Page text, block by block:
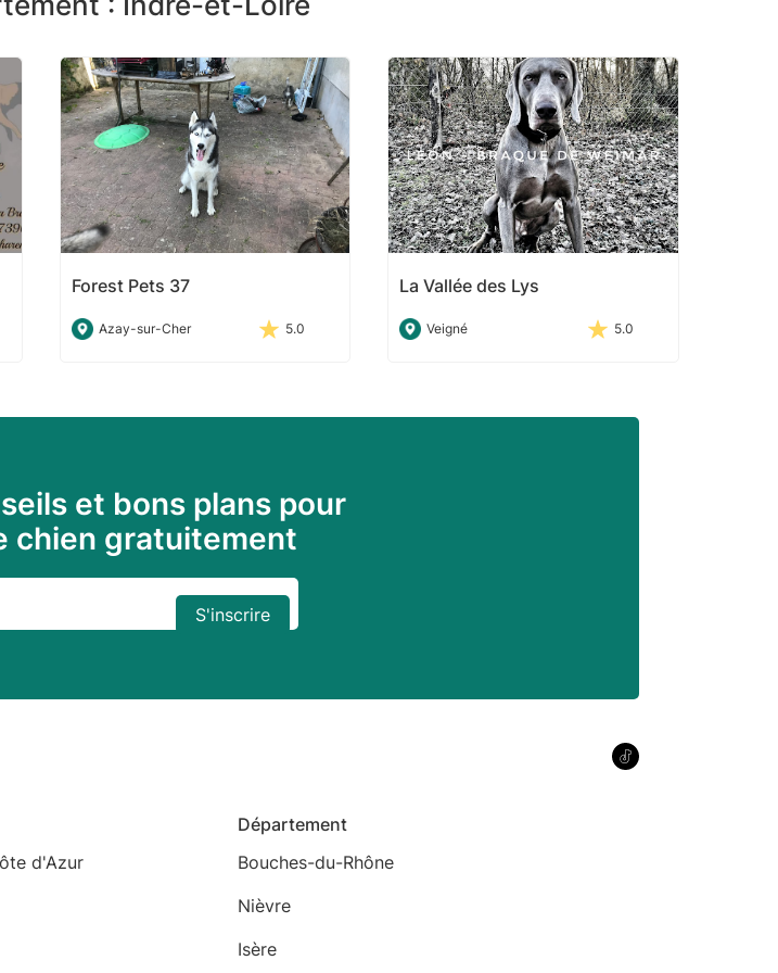
Forest Pets 37
Azay-sur-Cher 5.0
La Vallée des Lys
Veigné 5.0
et bons plans pour
chien gratuitement
d'Azur
Département
Bouches-du-Rhône
Nièvre
Isère